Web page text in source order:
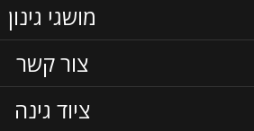
מושגי גינון
צור קשר
ציוד גינה